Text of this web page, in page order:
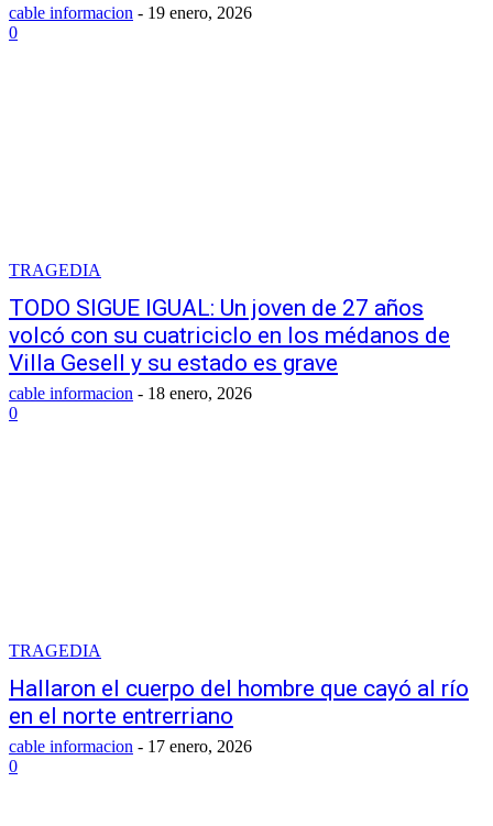
cable informacion - 19 enero, 2026
0
TRAGEDIA
TODO SIGUE IGUAL: Un joven de 27 años
volcó con su cuatriciclo en los médanos de
Villa Gesell y su estado es grave
cable informacion - 18 enero, 2026
0
TRAGEDIA
Hallaron el cuerpo del hombre que cayó al río
en el norte entrerriano
cable informacion - 17 enero, 2026
0